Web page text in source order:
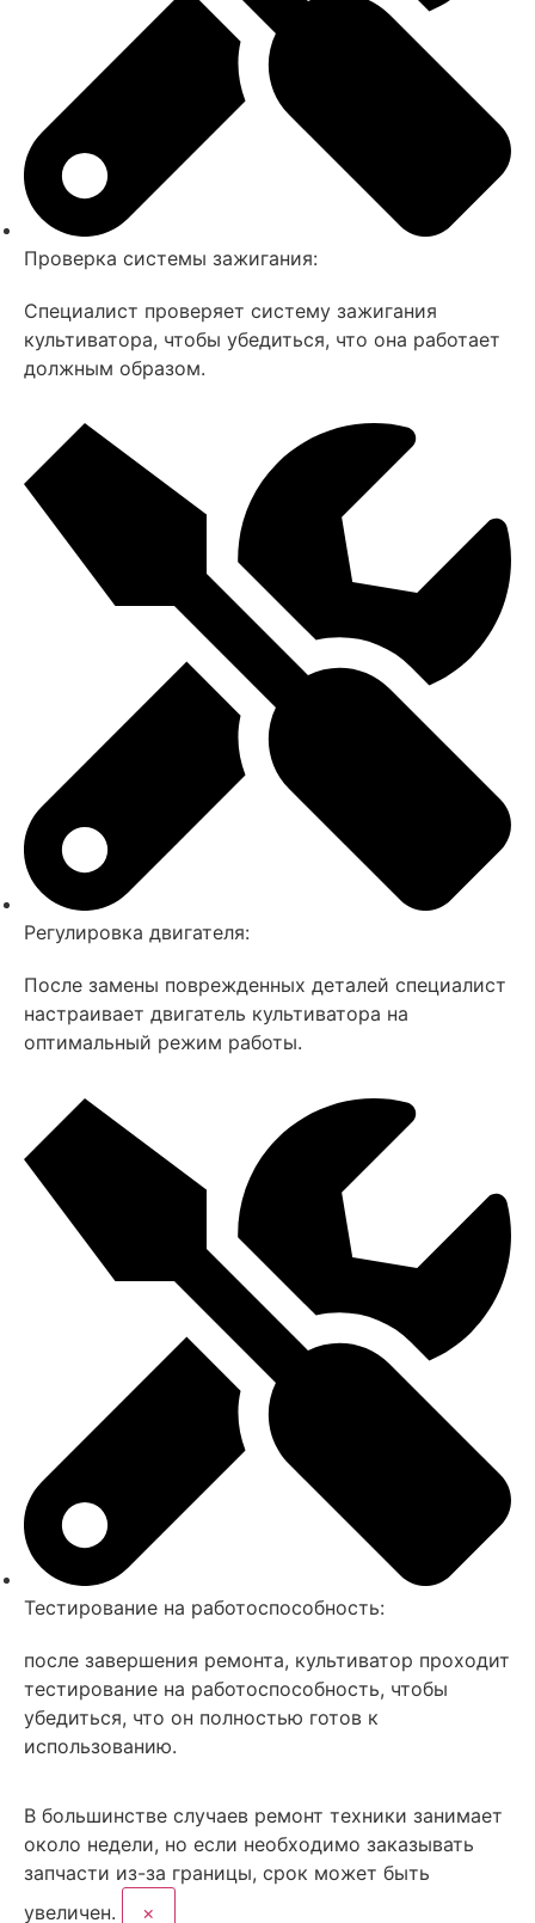
Проверка системы зажигания:
Специалист проверяет систему зажигания
культиватора, чтобы убедиться, что она работает
должным образом.
Регулировка двигателя:
После замены поврежденных деталей специалист
настраивает двигатель культиватора на
оптимальный режим работы.
Тестирование на работоспособность:
после завершения ремонта, культиватор проходит
тестирование на работоспособность, чтобы
убедиться, что он полностью готов к
использованию.
В большинстве случаев ремонт техники занимает
около недели, но если необходимо заказывать
запчасти из-за границы, срок может быть
увеличен.
×